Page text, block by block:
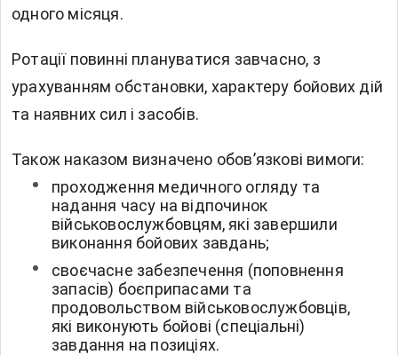
одного місяця.
Ротації повинні плануватися завчасно, з
урахуванням обстановки, характеру бойових дій
та наявних сил і засобів.
Також наказом визначено обов’язкові вимоги:
проходження медичного огляду та
надання часу на відпочинок
військовослужбовцям, які завершили
виконання бойових завдань;
своєчасне забезпечення (поповнення
запасів) боєприпасами та
продовольством військовослужбовців,
які виконують бойові (спеціальні)
завдання на позиціях.